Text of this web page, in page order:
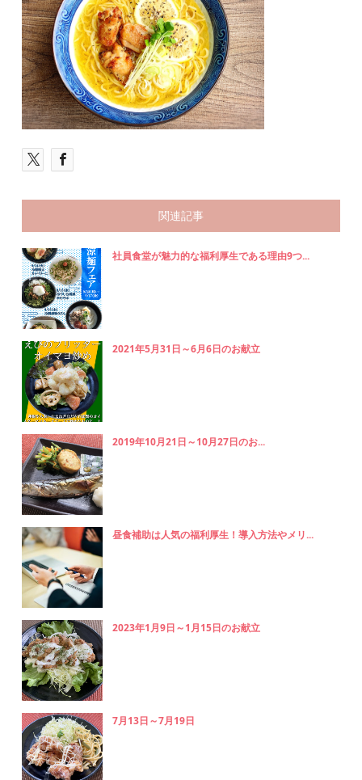
関連記事
社員食堂が魅力的な福利厚生である理由9つ...
2021年5月31日～6月6日のお献立
2019年10月21日～10月27日のお...
昼食補助は人気の福利厚生！導入方法やメリ...
2023年1月9日～1月15日のお献立
7月13日～7月19日